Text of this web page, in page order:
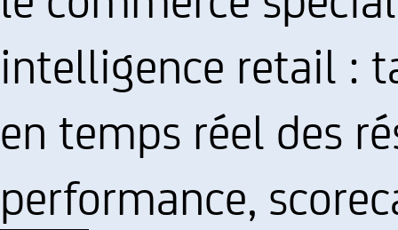
intelligence retail :
en temps réel des
performance,